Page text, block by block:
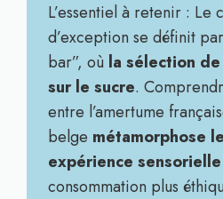
L’essentiel à retenir : Le
d’exception se définit
bar”, où la sélection
sur le sucre.
entre l’amertume
belge métamorphose
expérience
consommation plus